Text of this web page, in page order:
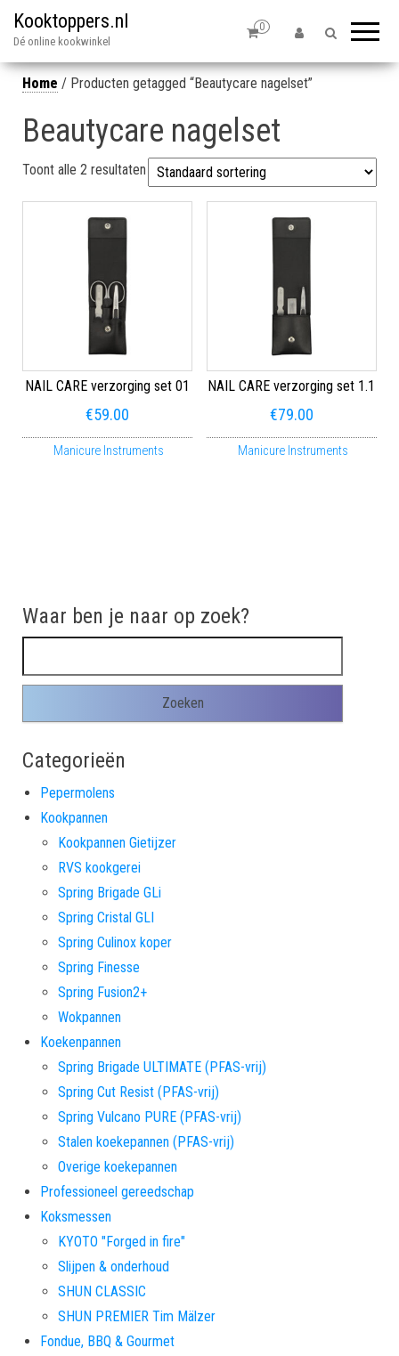
Kooktoppers.nl
Dé online kookwinkel
0
Home / Producten getagged “Beautycare nagelset”
Beautycare nagelset
Toont alle 2 resultaten
NAIL CARE verzorging set 01
€59.00
Manicure Instruments
NAIL CARE verzorging set 1.1
€79.00
Manicure Instruments
Waar ben je naar op zoek?
Categorieën
Pepermolens
Kookpannen
Kookpannen Gietijzer
RVS kookgerei
Spring Brigade GLi
Spring Cristal GLI
Spring Culinox koper
Spring Finesse
Spring Fusion2+
Wokpannen
Koekenpannen
Spring Brigade ULTIMATE (PFAS-vrij)
Spring Cut Resist (PFAS-vrij)
Spring Vulcano PURE (PFAS-vrij)
Stalen koekepannen (PFAS-vrij)
Overige koekepannen
Professioneel gereedschap
Koksmessen
KYOTO "Forged in fire"
Slijpen & onderhoud
SHUN CLASSIC
SHUN PREMIER Tim Mälzer
Fondue, BBQ & Gourmet